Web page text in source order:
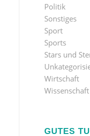
Politik
Sonstiges
Sport
Sports
Stars und
Wirtschaft
Wissenschaft
GUTES